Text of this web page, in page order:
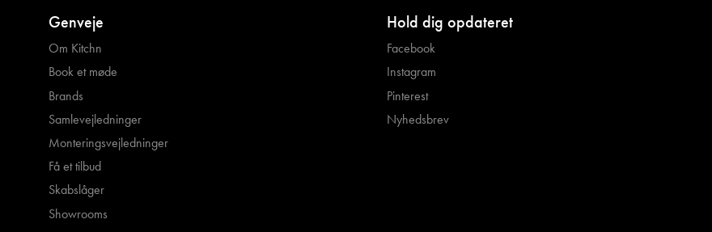
Genveje
Om Kitchn
Book et møde
Brands
Samlevejledninger
Monteringsvejledninger
Få et tilbud
Skabslåger
Showrooms
Hold dig opdateret
Facebook
Instagram
Pinterest
Nyhedsbrev